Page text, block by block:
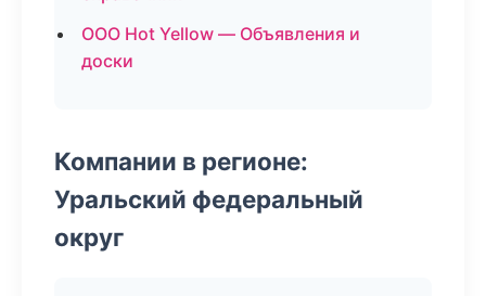
ООО Hot Yellow — Объявления и
доски
Компании в регионе:
Уральский федеральный
округ